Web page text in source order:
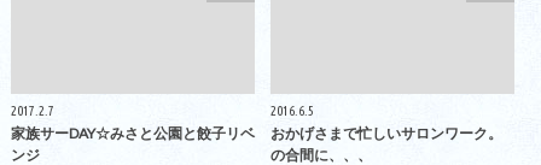
2017.2.7
家族サーDAY☆みさと公園と餃子リベ
ンジ
2016.6.5
おかげさまで忙しいサロンワーク。
の合間に、、、